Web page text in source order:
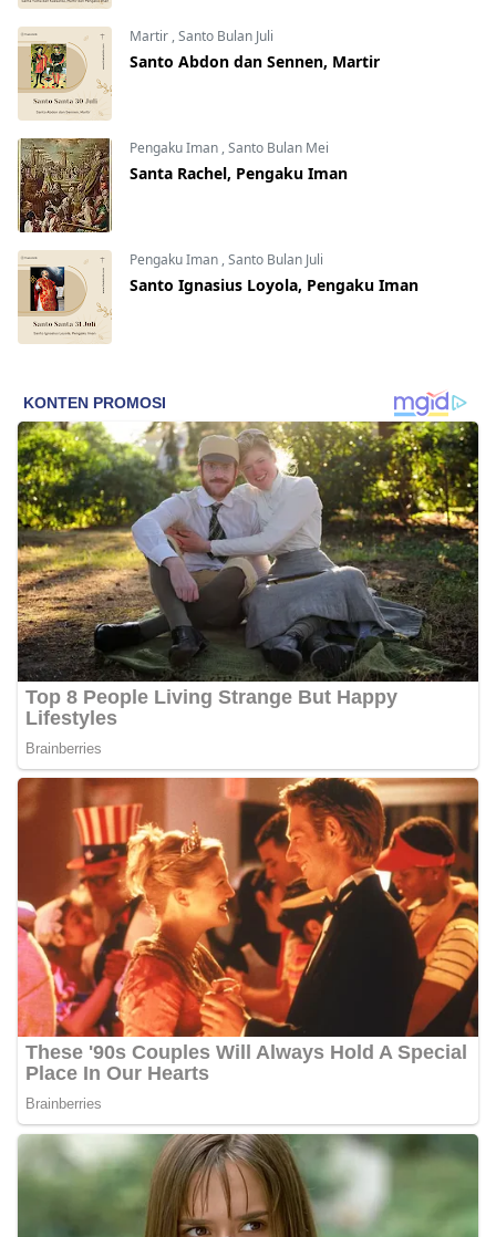
Martir ,Santo Bulan Juli
Santo Abdon dan Sennen, Martir
Pengaku Iman ,Santo Bulan Mei
Santa Rachel, Pengaku Iman
Pengaku Iman ,Santo Bulan Juli
Santo Ignasius Loyola, Pengaku Iman